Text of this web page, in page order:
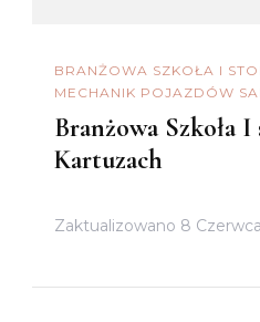
BRANŻOWA SZKOŁA I
MECHANIK POJAZDÓW
Branżowa Szkoła
Kartuzach
Zaktualizowano 8